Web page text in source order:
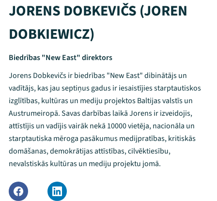
JORENS DOBKEVIČS (JOREN
DOBKIEWICZ)
Biedrības "New East" direktors
Jorens Dobkevičs ir biedrības "New East" dibinātājs un
vadītājs, kas jau septiņus gadus ir iesaistījies starptautiskos
izglītības, kultūras un mediju projektos Baltijas valstīs un
Austrumeiropā. Savas darbības laikā Jorens ir izveidojis,
attīstījis un vadījis vairāk nekā 10000 vietēja, nacionāla un
starptautiska mēroga pasākumus medijpratības, kritiskās
domāšanas, demokrātijas attīstības, cilvēktiesību,
nevalstiskās kultūras un mediju projektu jomā.